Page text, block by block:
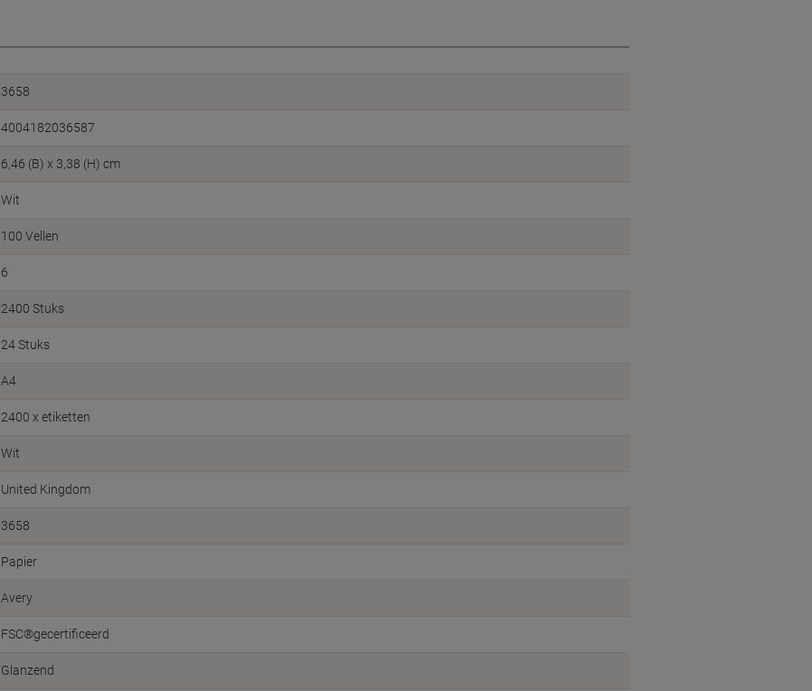
3658
4004182036587
6,46 (B) x 3,38 (H) cm
Wit
100 Vellen
6
2400 Stuks
24 Stuks
A4
2400 x etiketten
Wit
United Kingdom
3658
Papier
Avery
FSC®gecertificeerd
Glanzend